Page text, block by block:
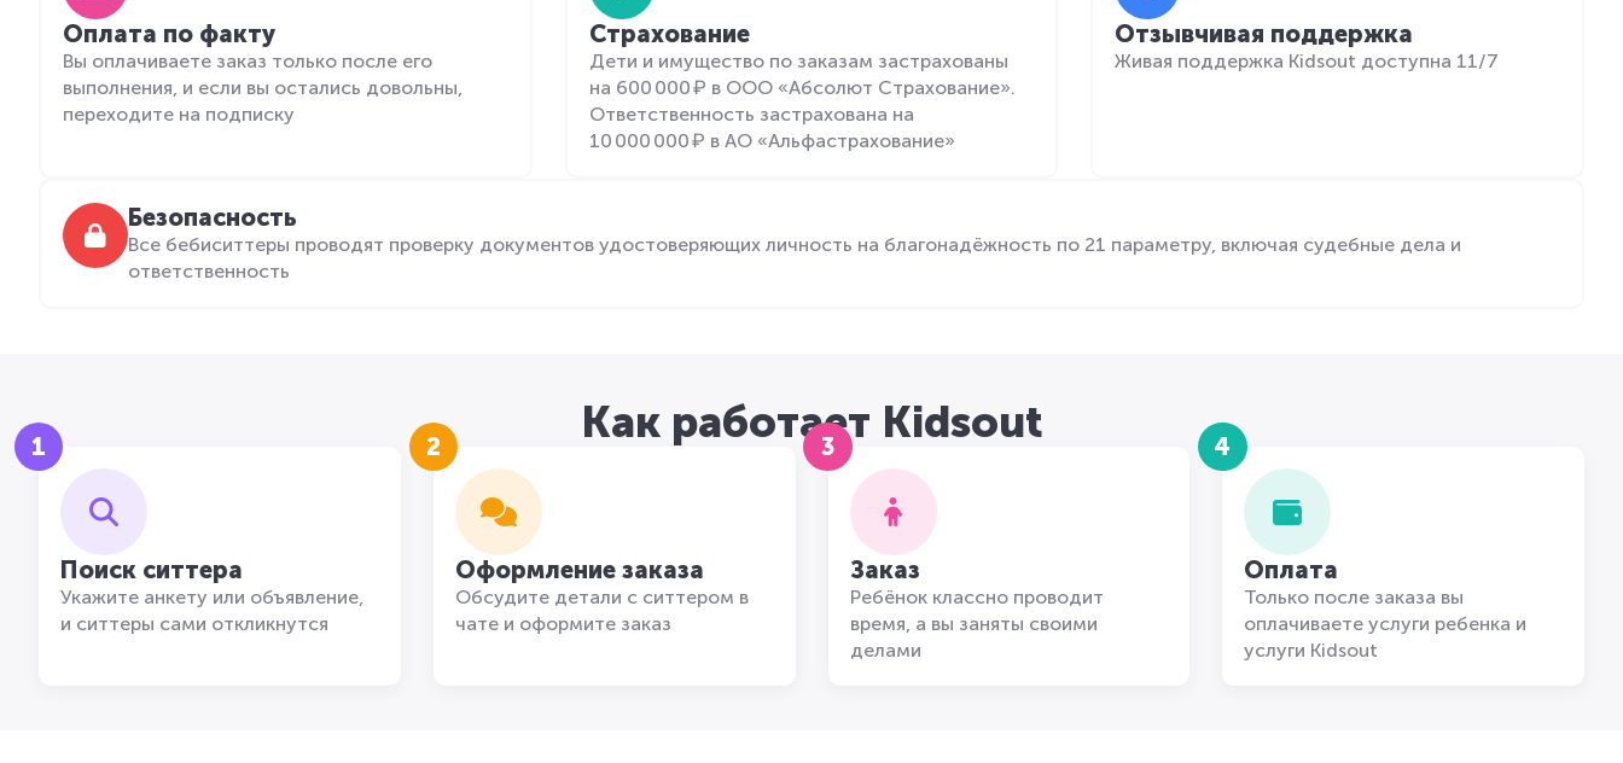
Оплата по факту
Вы оплачиваете заказ только после его
выполнения, и если вы остались довольны,
переходите на подписку
Страхование
Дети и имущество по заказам застрахованы
на 600 000 ₽ в ООО «Абсолют Страхование».
Ответственность застрахована на
10 000 000 ₽ в АО «Альфастрахование»
Отзывчивая поддержка
Живая поддержка Kidsout доступна 11/7
Безопасность
Все бебиситтеры проводят проверку документов удостоверяющих личность на благонадёжность по 21 параметру, включая судебные дела и
ответственность
Как работает Kidsout
1
Поиск ситтера
Укажите анкету или объявление,
и ситтеры сами откликнутся
2
Оформление заказа
Обсудите детали с ситтером в
чате и оформите заказ
3
Заказ
Ребёнок классно проводит
время, а вы заняты своими
делами
4
Оплата
Только после заказа вы
оплачиваете услуги ребенка и
услуги Kidsout